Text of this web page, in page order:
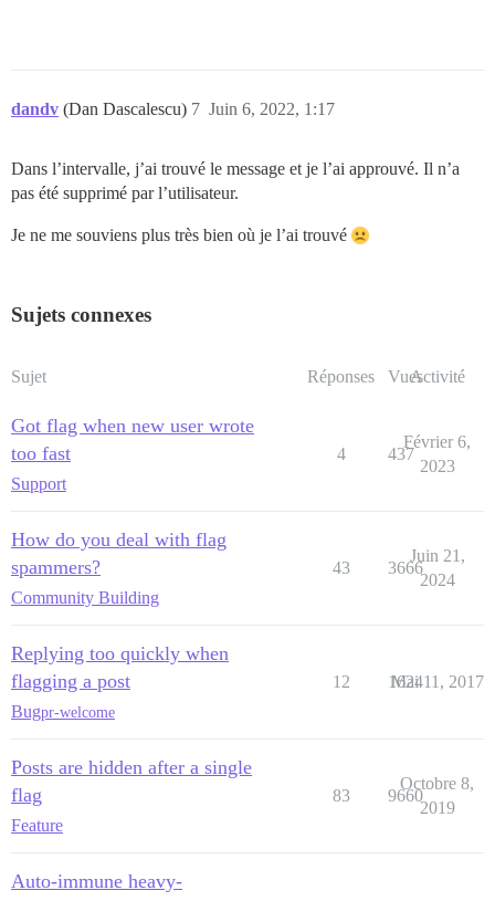
dandv (Dan Dascalescu) Juin 6, 2022, 1:17
7
Dans l’intervalle, j’ai trouvé le message et je l’ai approuvé. Il n’a
pas été supprimé par l’utilisateur.
Je ne me souviens plus très bien où je l’ai trouvé
Sujets connexes
Sujet Réponses VuesActivité
Got flag when new user wrote
too fast
Support
4 437
Février 6,
2023
How do you deal with flag
spammers?
Community Building
43 3666
Juin 21,
2024
Replying too quickly when
flagging a post
Bugpr-welcome
12 1624
Mai 11, 2017
Posts are hidden after a single
flag
Feature
83 9660
Octobre 8,
2019
Auto-immune heavy-